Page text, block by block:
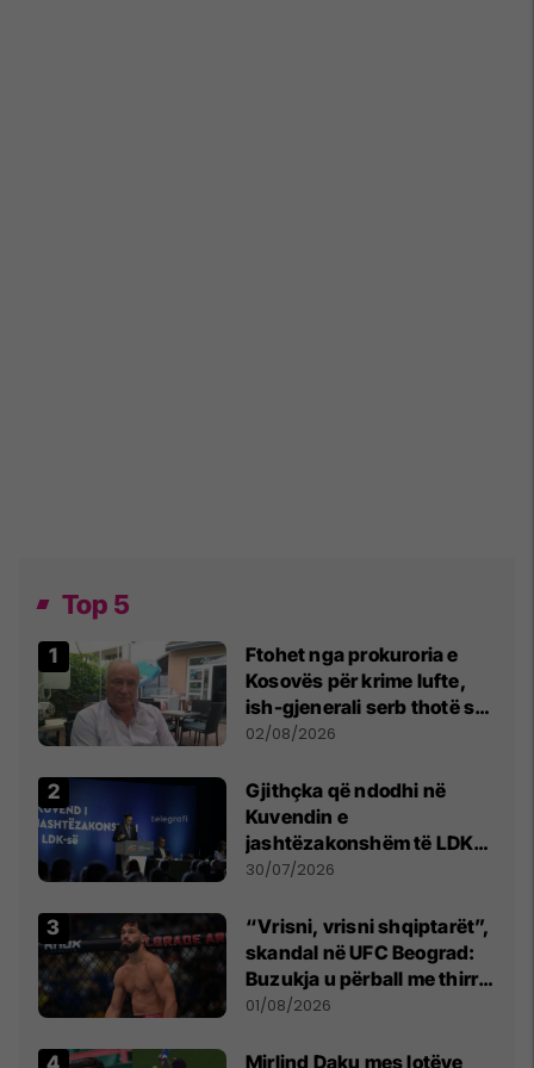
Top 5
Ftohet nga prokuroria e
Kosovës për krime lufte,
ish-gjenerali serb thotë se
dikush e tradhtoi në
02/08/2026
Gjithçka që ndodhi në
Kuvendin e
jashtëzakonshëm të LDK-
së
30/07/2026
“Vrisni, vrisni shqiptarët”,
skandal në UFC Beograd:
Buzukja u përball me thirrje
anti-shqiptare nga
01/08/2026
Mirlind Daku mes lotëve